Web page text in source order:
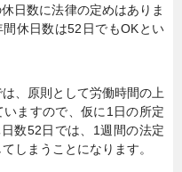
日数に法律の定めはありま
休日数は52日でもOKとい
、原則として労働時間の上
ますので、仮に1日の所定
数52日では、1週間の法定
しまうことになります。